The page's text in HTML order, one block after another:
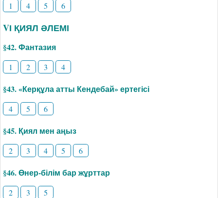
1 4 5 6
VІ ҚИЯЛ ӘЛЕМІ
§42. Фантазия
1 2 3 4
§43. «Керқұла атты Кендебай» ертегісі
4 5 6
§45. Қиял мен аңыз
2 3 4 5 6
§46. Өнер-білім бар жұрттар
2 3 5